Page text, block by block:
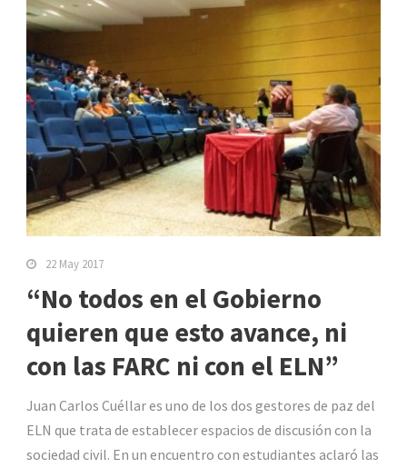
22 May 2017
“No todos en el Gobierno
quieren que esto avance, ni
con las FARC ni con el ELN”
Juan Carlos Cuéllar es uno de los dos gestores de paz del
ELN que trata de establecer espacios de discusión con la
sociedad civil. En un encuentro con estudiantes aclaró las